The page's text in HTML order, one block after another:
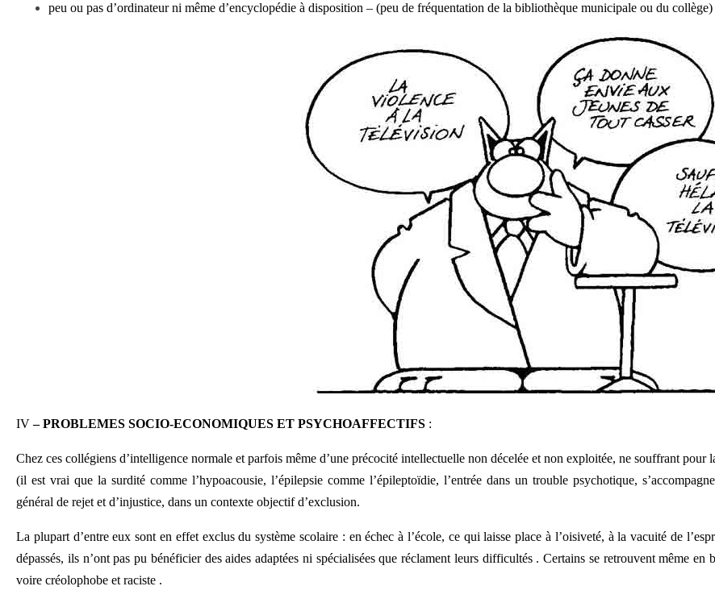
peu ou pas d’ordinateur ni même d’encyclopédie à disposition – (peu de fréquentation de la bibliothèque municipale ou du collège)
IV– PROBLEMES SOCIO-ECONOMIQUES ET PSYCHOAFFECTIFS :
Chez ces collégiens d’intelligence normale et parfois même d’une précocité intellectuelle non décelée et non exploitée, ne souffrant
(il est vrai que la surdité comme l’hypoacousie, l’épilepsie comme l’épileptoïdie, l’entrée dans un trouble psychotique,
général de rejet et d’injustice, dans un contexte objectif d’exclusion.
La plupart d’entre eux sont en effet exclus du système scolaire : en échec à l’école, ce qui laisse place à l’oisiveté, à la vacuité de
dépassés, ils n’ont pas pu bénéficier des aides adaptées ni spécialisées que réclament leurs difficultés . Certains se retrouvent même
voire créolophobe et raciste .